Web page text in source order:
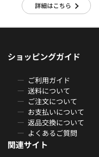
詳細はこちら
ショッピングガイド
ご利用ガイド
送料について
ご注文について
お支払いについて
返品交換について
よくあるご質問
関連サイト